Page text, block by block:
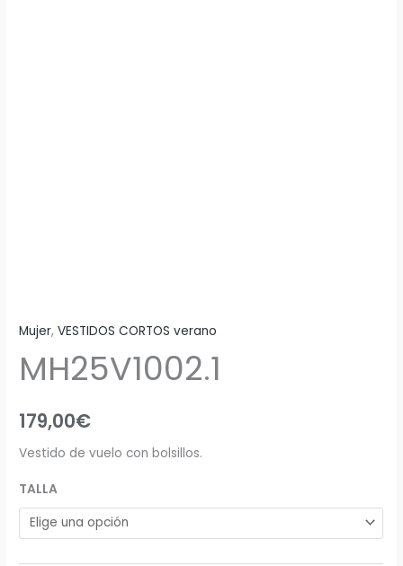
Mujer,VESTIDOS CORTOS verano
MH25V1002.1
179,00€
Vestido de vuelo con bolsillos.
TALLA